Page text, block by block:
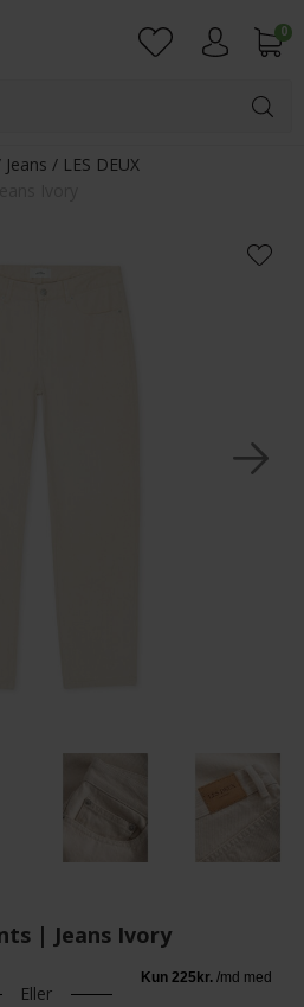
0
Jeans
LES DEUX
| Jeans Ivory
Eller